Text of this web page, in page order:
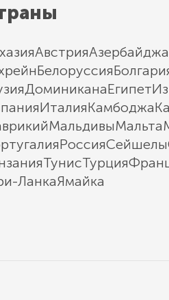
Австрия
Белоруссия
ДоминиканаЕгипет
ИталияКамбоджа
МальдивыМальта
РоссияСейшелы
ТунисТурция
ЛанкаЯмайка